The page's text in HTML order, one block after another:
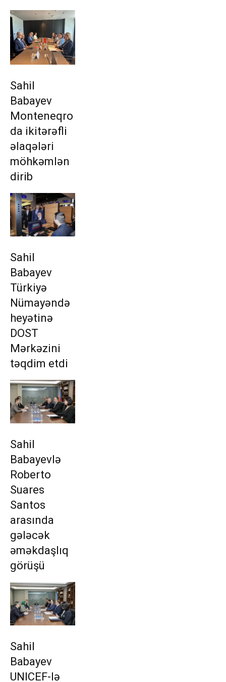
Sahil
Babayev
Monteneqro
da ikitərəfli
əlaqələri
möhkəmlən
dirib
Sahil
Babayev
Türkiyə
Nümayəndə
heyətinə
DOST
Mərkəzini
təqdim etdi
Sahil
Babayevlə
Roberto
Suares
Santos
arasında
gələcək
əməkdaşlıq
görüşü
Sahil
Babayev
UNICEF-lə